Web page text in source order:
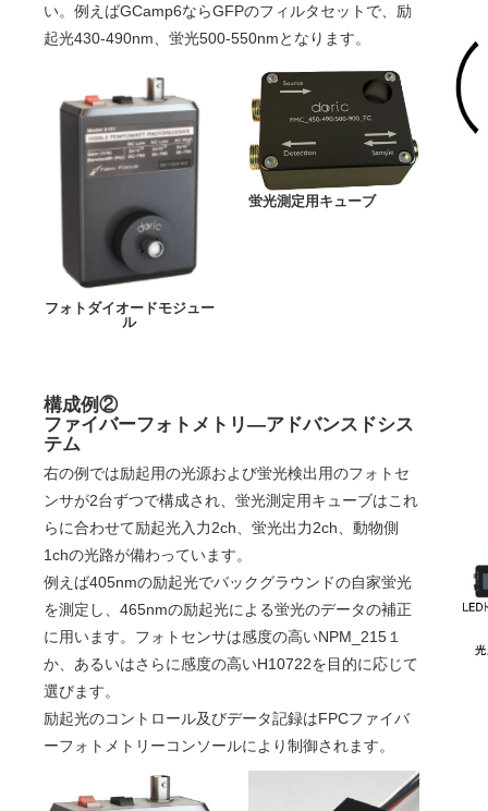
い。例えばGCamp6ならGFPのフィルタセットで、励
起光430-490nm、蛍光500-550nmとなります。
フォトダイオードモジュー
ル
蛍光測定用キューブ
構成例②
ファイバーフォトメトリ―アドバンスドシス
テム
右の例では励起用の光源および蛍光検出用のフォトセ
ンサが2台ずつで構成され、蛍光測定用キューブはこれ
らに合わせて励起光入力2ch、蛍光出力2ch、動物側
1chの光路が備わっています。
例えば405nmの励起光でバックグラウンドの自家蛍光
を測定し、465nmの励起光による蛍光のデータの補正
に用います。フォトセンサは感度の高いNPM_215１
か、あるいはさらに感度の高いH10722を目的に応じて
選びます。
励起光のコントロール及びデータ記録はFPCファイバ
ーフォトメトリーコンソールにより制御されます。